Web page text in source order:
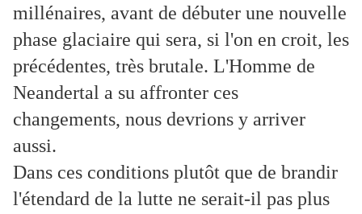
millénaires, avant de débuter une nouvelle
phase glaciaire qui sera, si l'on en croit, les
précédentes, très brutale. L'Homme de
Neandertal a su affronter ces
changements, nous devrions y arriver
aussi.
Dans ces conditions plutôt que de brandir
l'étendard de la lutte ne serait-il pas plus